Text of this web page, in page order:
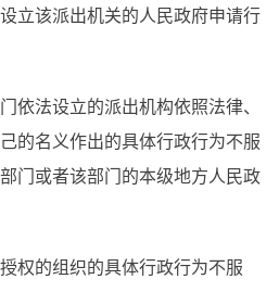
立该派出机关的人民政府申请行
法设立的派出机构依照法律、
的名义作出的具体行政行为不服
门或者该部门的本级地方人民政
的组织的具体行政行为不服